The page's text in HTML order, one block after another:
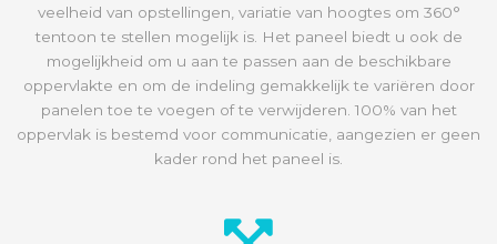
veelheid van opstellingen, variatie van hoogtes om 360°
tentoon te stellen mogelijk is. Het paneel biedt u ook de
mogelijkheid om u aan te passen aan de beschikbare
oppervlakte en om de indeling gemakkelijk te variëren door
panelen toe te voegen of te verwijderen. 100% van het
oppervlak is bestemd voor communicatie, aangezien er geen
kader rond het paneel is.